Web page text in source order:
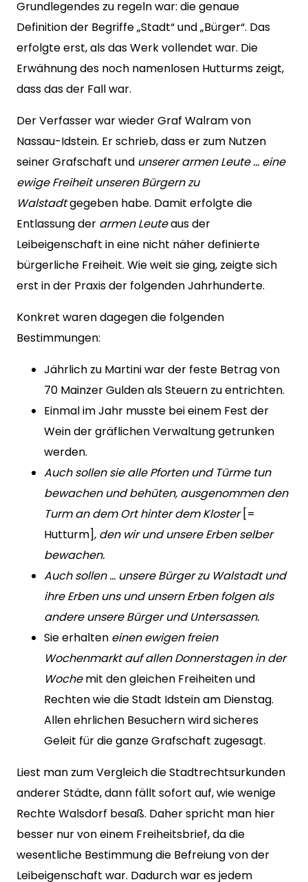
Grundlegendes zu regeln war: die genaue
Definition der Begriffe „Stadt“ und „Bürger“. Das
erfolgte erst, als das Werk vollendet war. Die
Erwähnung des noch namenlosen Hutturms zeigt,
dass das der Fall war.
Der Verfasser war wieder Graf Walram von
Nassau-Idstein. Er schrieb, dass er zum Nutzen
seiner Grafschaft und unserer armen Leute … eine
ewige Freiheit unseren Bürgern zu
Walstadtgegeben habe. Damit erfolgte die
Entlassung der armen Leuteaus der
Leibeigenschaft in eine nicht näher definierte
bürgerliche Freiheit. Wie weit sie ging, zeigte sich
erst in der Praxis der folgenden Jahrhunderte.
Konkret waren dagegen die folgenden
Bestimmungen:
Jährlich zu Martini war der feste Betrag von
70 Mainzer Gulden als Steuern zu entrichten.
Einmal im Jahr musste bei einem Fest der
Wein der gräflichen Verwaltung getrunken
werden.
Auch sollen sie alle Pforten und Türme tun
bewachen und behüten, ausgenommen den
Turm an dem Ort hinter dem Kloster[=
Hutturm], den wir und unsere Erben selber
bewachen.
Auch sollen … unsere Bürger zu Walstadt und
ihre Erben uns und unsern Erben folgen als
andere unsere Bürger und Untersassen.
Sie erhalten einen ewigen freien
Wochenmarkt auf allen Donnerstagen in der
Wochemit den gleichen Freiheiten und
Rechten wie die Stadt Idstein am Dienstag.
Allen ehrlichen Besuchern wird sicheres
Geleit für die ganze Grafschaft zugesagt.
Liest man zum Vergleich die Stadtrechtsurkunden
anderer Städte, dann fällt sofort auf, wie wenige
Rechte Walsdorf besaß. Daher spricht man hier
besser nur von einem Freiheitsbrief, da die
wesentliche Bestimmung die Befreiung von der
Leibeigenschaft war. Dadurch war es jedem